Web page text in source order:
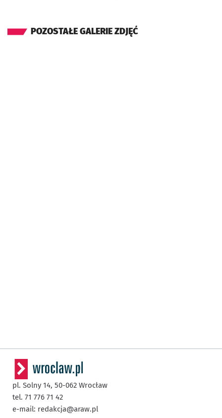
POZOSTAŁE GALERIE ZDJĘĆ
pl. Solny 14, 50-062 Wrocław
tel. 71 776 71 42
e-mail: redakcja@araw.pl